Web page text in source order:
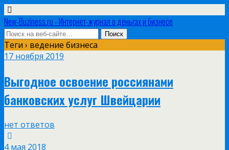
New-Buziness.ru - Интернет-журнал о деньгах и бизнесе
Теги › ведение бизнеса
17 ноября 2019
Выгодное освоение россиянами
банковских услуг Швейцарии
нет ответов
4 мая 2018